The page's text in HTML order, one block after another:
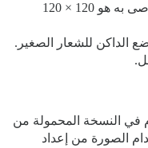
سيتم عرض رمز المنزل. الحجم الموصى به هو 120 × 120
الداكن للشعار الصغير.
في النسخة المحمولة من
الصورة من إعداد